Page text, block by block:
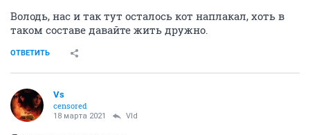
Володь, нас и так тут осталось кот наплакал, хоть в
таком составе давайте жить дружно.
ОТВЕТИТЬ
Vs
censored
18 марта 2021 Vld